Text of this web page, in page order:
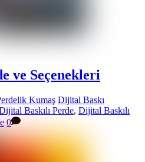
ve Seçenekleri
Kumaş Dijital Baskı
Baskılı Perde, Dijital Baskılı
0